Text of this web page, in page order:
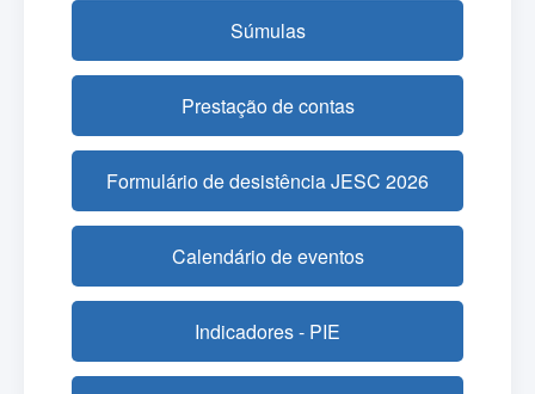
Súmulas
Prestação de contas
Formulário de desistência JESC 2026
Calendário de eventos
Indicadores - PIE